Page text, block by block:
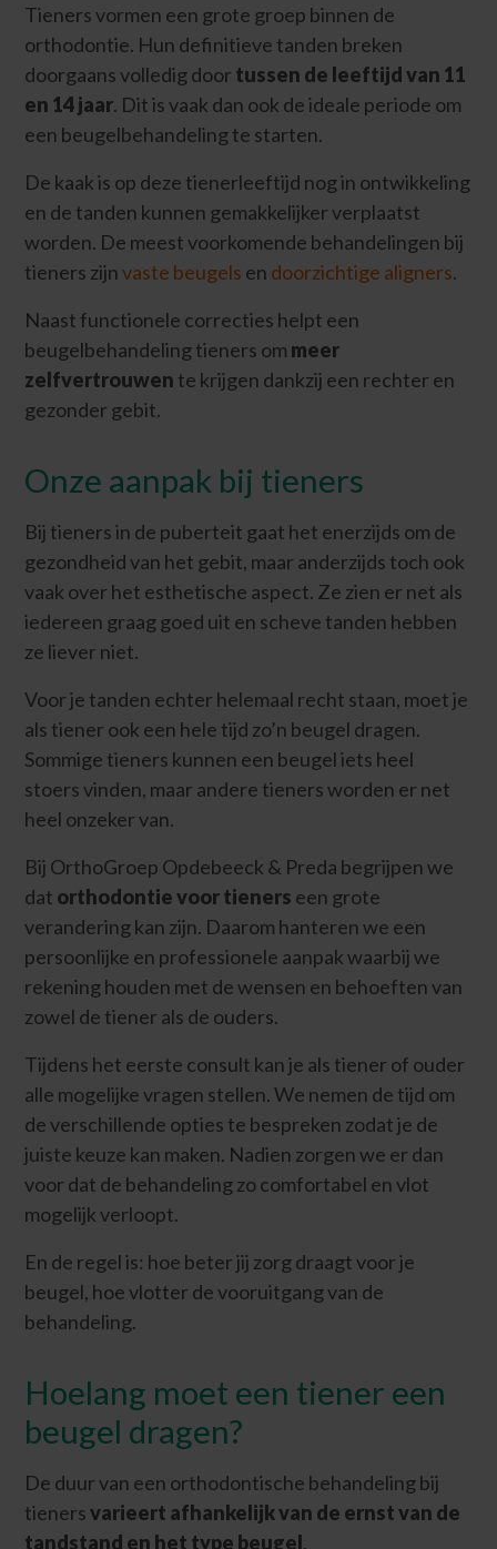
Tieners vormen een grote groep binnen de
orthodontie. Hun definitieve tanden breken
doorgaans volledig door tussen de leeftijd van 11
en 14 jaar. Dit is vaak dan ook de ideale periode om
een beugelbehandeling te starten.
De kaak is op deze tienerleeftijd nog in ontwikkeling
en de tanden kunnen gemakkelijker verplaatst
worden. De meest voorkomende behandelingen bij
tieners zijnvaste beugels en doorzichtige aligners.
Naast functionele correcties helpt een
beugelbehandeling tieners om meer
zelfvertrouwen te krijgen dankzij een rechter en
gezonder gebit.
Onze aanpak bij tieners
Bij tieners in de puberteit gaat het enerzijds om de
gezondheid van het gebit, maar anderzijds toch ook
vaak over het esthetische aspect. Ze zien er net als
iedereen graag goed uit en scheve tanden hebben
ze liever niet.
Voor je tanden echter helemaal recht staan, moet je
als tiener ook een hele tijd zo’n beugel dragen.
Sommige tieners kunnen een beugel iets heel
stoers vinden, maar andere tieners worden er net
heel onzeker van.
Bij OrthoGroep Opdebeeck & Preda begrijpen we
dat orthodontie voor tieners een grote
verandering kan zijn. Daarom hanteren we een
persoonlijke en professionele aanpak waarbij we
rekening houden met de wensen en behoeften van
zowel de tiener als de ouders.
Tijdens het eerste consult kan je als tiener of ouder
alle mogelijke vragen stellen. We nemen de tijd om
de verschillende opties te bespreken zodat je de
juiste keuze kan maken. Nadien zorgen we er dan
voor dat de behandeling zo comfortabel en vlot
mogelijk verloopt.
En de regel is: hoe beter jij zorg draagt voor je
beugel, hoe vlotter de vooruitgang van de
behandeling.
Hoelang moet een tiener een
beugel dragen?
De duur van een orthodontische behandeling bij
tienersvarieert afhankelijk van de ernst van de
tandstand en het type beugel.